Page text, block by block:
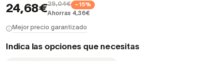
24,68€29,04€ −15%
Ahorras 4,36€
Mejor precio garantizado
Indica las opciones que necesitas